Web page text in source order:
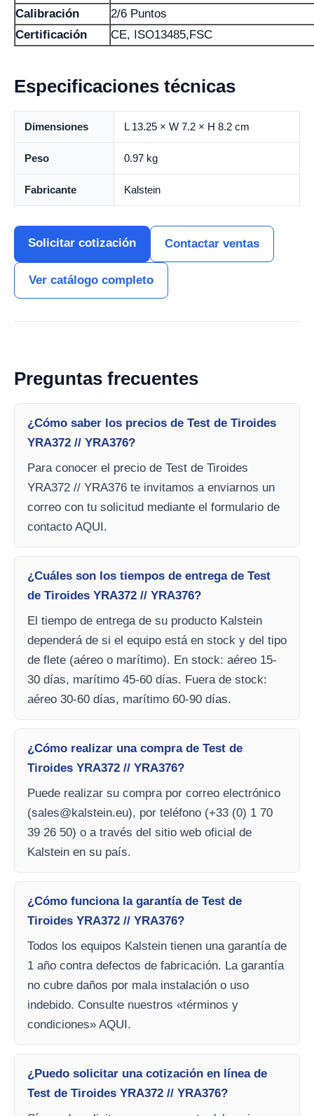
Calibración
2/6 Puntos
Certificación
CE, ISO13485,FSC
Especificaciones técnicas
Dimensiones L 13.25 × W 7.2 × H 8.2 cm
Peso 0.97 kg
Fabricante Kalstein
Solicitar cotización Contactar ventas
Ver catálogo completo
Preguntas frecuentes
¿Cómo saber los precios de Test de Tiroides
YRA372 // YRA376?
Para conocer el precio de Test de Tiroides
YRA372 // YRA376 te invitamos a enviarnos un
correo con tu solicitud mediante el formulario de
contacto AQUI.
¿Cuáles son los tiempos de entrega de Test
de Tiroides YRA372 // YRA376?
El tiempo de entrega de su producto Kalstein
dependerá de si el equipo está en stock y del tipo
de flete (aéreo o marítimo). En stock: aéreo 15-
30 días, marítimo 45-60 días. Fuera de stock:
aéreo 30-60 días, marítimo 60-90 días.
¿Cómo realizar una compra de Test de
Tiroides YRA372 // YRA376?
Puede realizar su compra por correo electrónico
(sales@kalstein.eu), por teléfono (+33 (0) 1 70
39 26 50) o a través del sitio web oficial de
Kalstein en su país.
¿Cómo funciona la garantía de Test de
Tiroides YRA372 // YRA376?
Todos los equipos Kalstein tienen una garantía de
1 año contra defectos de fabricación. La garantía
no cubre daños por mala instalación o uso
indebido. Consulte nuestros «términos y
condiciones» AQUI.
¿Puedo solicitar una cotización en línea de
Test de Tiroides YRA372 // YRA376?